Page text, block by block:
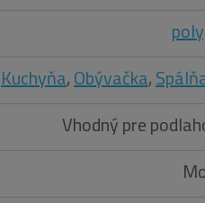
Kuchyňa,Obývačka,
Vhodný pre